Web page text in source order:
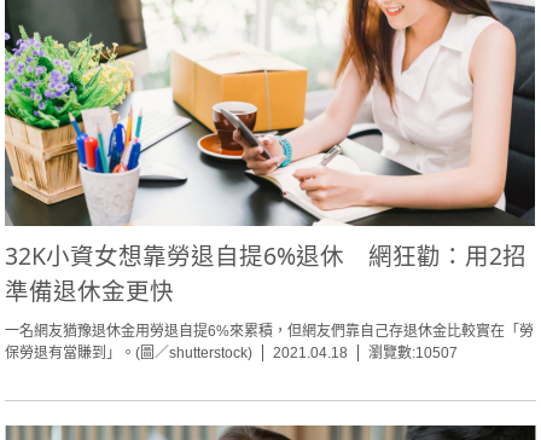
32K小資女想靠勞退自提6%退休 網狂勸：用2招
準備退休金更快
一名網友猶豫退休金用勞退自提6%來累積，但網友們靠自己存退休金比較實在「勞
保勞退有當賺到」。(圖／shutterstock)
2021.04.18 瀏覽數:10507